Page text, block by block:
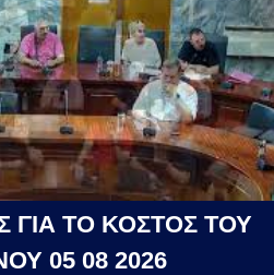
ΓΙΑ ΤΟ ΚΟΣΤΟΣ ΤΟΥ
05 08 2026